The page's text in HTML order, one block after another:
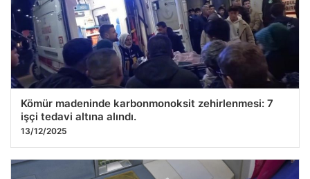
Kömür madeninde karbonmonoksit zehirlenmesi: 7
işçi tedavi altına alındı.
13/12/2025